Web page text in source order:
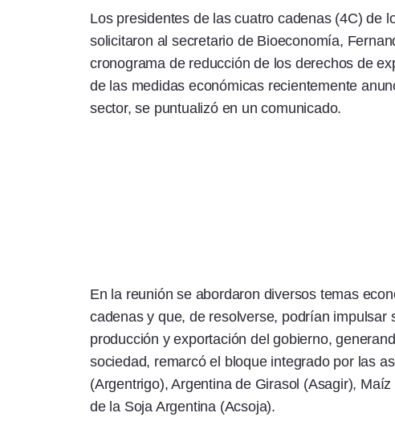
Los presidentes de las cuatro cadenas (4C) de
solicitaron al secretario de Bioeconomía,
cronograma de reducción de los derechos de
de las medidas económicas recientemente
sector, se puntualizó en un comunicado.
En la reunión se abordaron diversos temas
cadenas y que, de resolverse, podrían impulsar
producción y exportación del gobierno,
sociedad, remarcó el bloque integrado por las
(Argentrigo), Argentina de Girasol (Asagir),
de la Soja Argentina (Acsoja).